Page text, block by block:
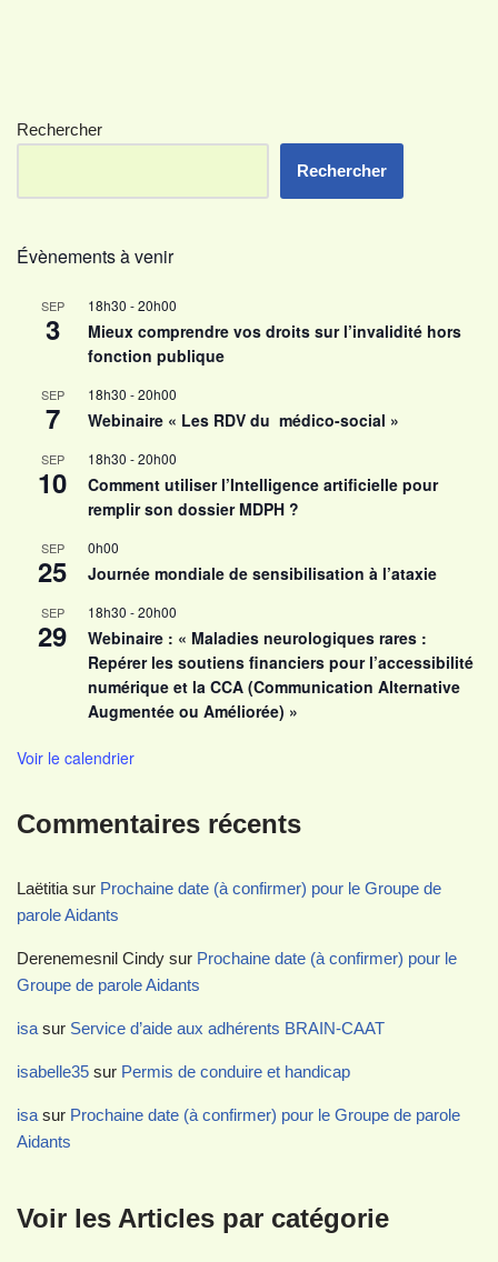
Rechercher
Rechercher
Évènements à venir
SEP
3
18h30 -20h00
Mieux comprendre vos droits sur l’invalidité hors
fonction publique
SEP
7
18h30 -20h00
Webinaire « Les RDV du médico-social »
SEP
10
18h30 -20h00
Comment utiliser l’Intelligence artificielle pour
remplir son dossier MDPH ?
SEP
25
0h00
Journée mondiale de sensibilisation à l’ataxie
SEP
29
18h30 -20h00
Webinaire : « Maladies neurologiques rares :
Repérer les soutiens financiers pour l’accessibilité
numérique et la CCA (Communication Alternative
Augmentée ou Améliorée) »
Voir le calendrier
Commentaires récents
Laëtitia sur Prochaine date (à confirmer) pour le Groupe de
parole Aidants
Derenemesnil Cindy sur Prochaine date (à confirmer) pour le
Groupe de parole Aidants
isa sur Service d’aide aux adhérents BRAIN-CAAT
isabelle35 sur Permis de conduire et handicap
isa sur Prochaine date (à confirmer) pour le Groupe de parole
Aidants
Voir les Articles par catégorie